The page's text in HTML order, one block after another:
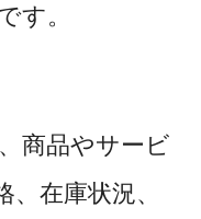
す。
商品やサービ
在庫状況、